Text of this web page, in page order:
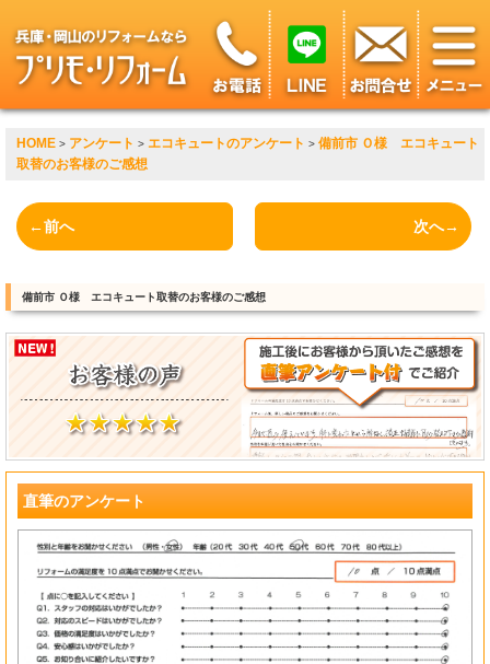
HOME > アンケート > エコキュートのアンケート > 備前市 Ｏ様 エコキュート
取替のお客様のご感想
←前へ 次へ→
備前市 Ｏ様 エコキュート取替のお客様のご感想
?
直筆のアンケート